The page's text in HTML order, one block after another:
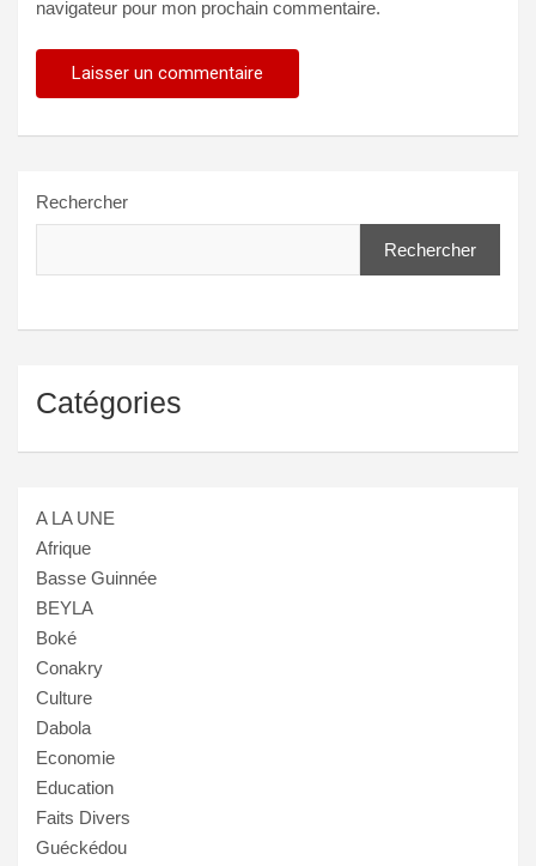
navigateur pour mon prochain commentaire.
Rechercher
Rechercher
Catégories
A LA UNE
Afrique
Basse Guinnée
BEYLA
Boké
Conakry
Culture
Dabola
Economie
Education
Faits Divers
Guéckédou